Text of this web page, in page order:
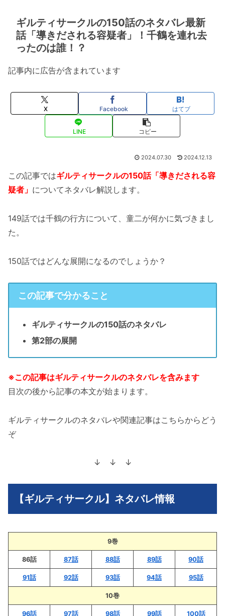
ギルティサークルの150話のネタバレ最新
話「導きだされる容疑者」！千鶴を連れ去
ったのは誰！？
記事内に広告が含まれています
X Facebook はてブ
LINE コピー
2024.07.30 2024.12.13
この記事ではギルティサークルの150話「導きだされる容
疑者」 についてネタバレ解説します。
149話では千鶴の行方について、童二が何かに気づきまし
た。
150話ではどんな展開になるのでしょうか？
この記事で分かること
ギルティサークルの150話のネタバレ
第2部の展開
※この記事はギルティサークルのネタバレを含みます
目次の後から記事の本文が始まります。
ギルティサークルのネタバレや関連記事はこちらからどう
ぞ
↓ ↓ ↓
【ギルティサークル】ネタバレ情報
9巻
86話 87話 88話 89話 90話
91話 92話 93話 94話 95話
10巻
96話 97話 98話 99話 100話